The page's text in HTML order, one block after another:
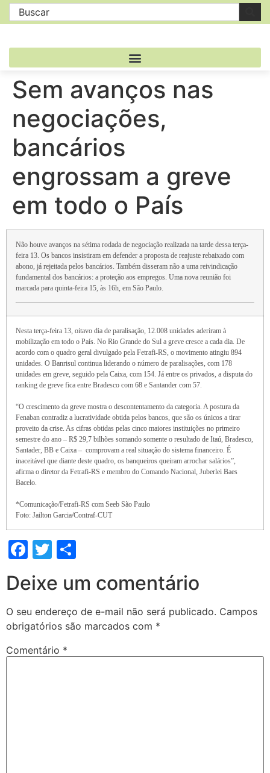
Sem avanços nas
negociações,
bancários
engrossam a greve
em todo o País
Não houve avanços na sétima rodada de negociação realizada na tarde dessa terça-
feira 13. Os bancos insistiram em defender a proposta de reajuste rebaixado com
abono, já rejeitada pelos bancários. Também disseram não a uma reivindicação
fundamental dos bancários: a proteção aos empregos. Uma nova reunião foi
marcada para quinta-feira 15, às 16h, em São Paulo.
Nesta terça-feira 13, oitavo dia de paralisação, 12.008 unidades aderiram à
mobilização em todo o País. No Rio Grande do Sul a greve cresce a cada dia. De
acordo com o quadro geral divulgado pela Fetrafi-RS, o movimento atingiu 894
unidades. O Banrisul continua liderando o número de paralisações, com 178
unidades em greve, seguido pela Caixa, com 154. Já entre os privados, a disputa do
ranking de greve fica entre Bradesco com 68 e Santander com 57.
“O crescimento da greve mostra o descontentamento da categoria. A postura da
Fenaban contradiz a lucratividade obtida pelos bancos, que são os únicos a tirar
proveito da crise. As cifras obtidas pelas cinco maiores instituições no primeiro
semestre do ano – R$ 29,7 bilhões somando somente o resultado de Itaú, Bradesco,
Santader, BB e Caixa – comprovam a real situação do sistema financeiro. É
inaceitável que diante deste quadro, os banqueiros queiram arrochar salários”,
afirma o diretor da Fetrafi-RS e membro do Comando Nacional, Juberlei Baes
Bacelo.
*Comunicação/Fetrafi-RS com Seeb São Paulo
Foto: Jailton Garcia/Contraf-CUT
Facebook
Twitter
Deixe um comentário
O seu endereço de e-mail não será publicado. Campos
obrigatórios são marcados com *
Comentário *